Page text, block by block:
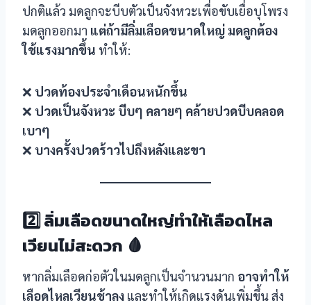
ปกติแล้ว มดลูกจะบีบตัวเป็นจังหวะเพื่อขับเยื่อบุโพรง
มดลูกออกมา แต่ถ้ามีลิ่มเลือดขนาดใหญ่ มดลูกต้อง
ใช้แรงมากขึ้น ทำให้:
❌ ปวดท้องประจำเดือนหนักขึ้น
❌ ปวดเป็นจังหวะ บีบๆ คลายๆ คล้ายปวดบีบคลอด
เบาๆ
❌ บางครั้งปวดร้าวไปถึงหลังและขา
2️⃣ ลิ่มเลือดขนาดใหญ่ทำให้เลือดไหล
เวียนไม่สะดวก 🩸
หากลิ่มเลือดก่อตัวในมดลูกเป็นจำนวนมาก อาจทำให้
เลือดไหลเวียนช้าลง และทำให้เกิดแรงดันเพิ่มขึ้น ส่ง